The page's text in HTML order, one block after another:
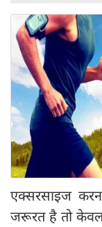
एक्सरसाइज
जरूरत है तो